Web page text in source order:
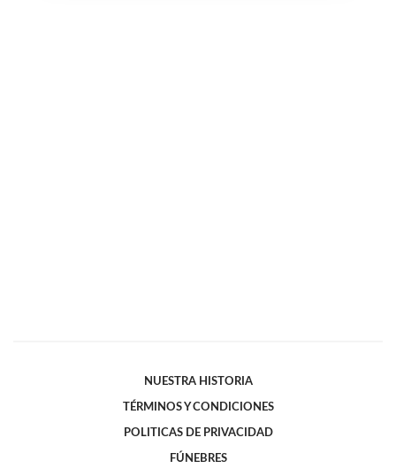
NUESTRA HISTORIA
TÉRMINOS Y CONDICIONES
POLITICAS DE PRIVACIDAD
FÚNEBRES